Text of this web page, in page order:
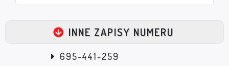
INNE ZAPISY NUMERU
695-441-259